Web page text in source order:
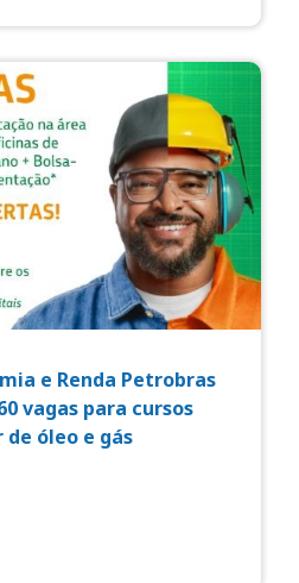
e Renda Petrobras
vagas para cursos
óleo e gás